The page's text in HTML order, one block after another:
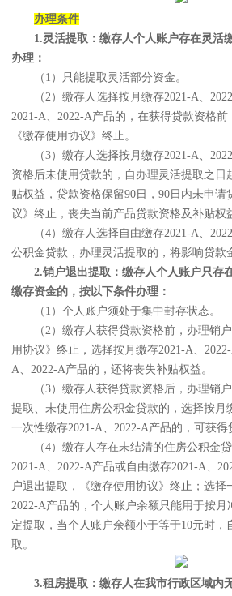
办理条件
1.灵活提取：缴存人个人账户存在灵活
办理：
（1）只能提取灵活部分资金。
（2）缴存人选择按月缴存2021-A、
2021-A、2022-A产品的，在获得贷款资格前
《缴存使用协议》终止。
（3）缴存人选择按月缴存2021-A、
资格后未使用贷款的，自办理灵活提取之日
贴权益，贷款资格保留90日，90日内未申请
议》终止，丧失当前产品贷款资格及补贴权
（4）缴存人选择自由缴存2021-A、
公积金贷款，办理灵活提取的，将影响贷款
2.销户退出提取：缴存人个人账户只存
缴存资金的，按以下条件办理：
（1）个人账户须处于集中封存状态。
（2）缴存人获得贷款资格前，办理销户
用协议》终止，选择按月缴存2021-A、
A、2022-A产品的，还将丧失补贴权益。
（3）缴存人获得贷款资格后，办理销户
提取、未使用住房公积金贷款的，选择按月
一次性缴存2021-A、2022-A产品的，可获得
（4）缴存人存在未结清的住房公积金贷
2021-A、2022-A产品或自由缴存2021-A、
户退出提取，《缴存使用协议》终止；选择
2022-A产品的，个人账户余额只能用于按月
定提取，当个人账户余额小于等于10元时，
取。
3.租房提取：缴存人在我市行政区域内